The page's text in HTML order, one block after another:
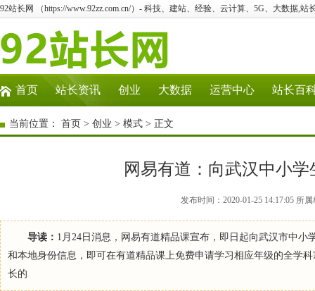
92站长网 （https://www.92zz.com.cn/）- 科技、建站、经验、云计算、5G、大数据,站
首页 站长资讯 创业 大数据 运营中心 站长百
当前位置： 首页 > 创业 > 模式 > 正文
网易有道：向武汉中小
发布时间：2020-01-25 14:17:05 所
导读： 1月24日消息，网易有道精品课宣布，即日起向武汉市中
和本地身份信息，即可在有道精品课上免费申请学习相应年级的全学
长的